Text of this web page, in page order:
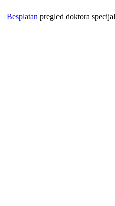
Besplatan pregled doktora